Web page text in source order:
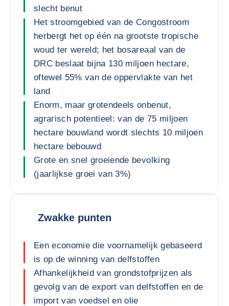
slecht benut
Het stroomgebied van de Congostroom
herbergt het op één na grootste tropische
woud ter wereld; het bosareaal van de
DRC beslaat bijna 130 miljoen hectare,
oftewel 55% van de oppervlakte van het
land
Enorm, maar grotendeels onbenut,
agrarisch potentieel: van de 75 miljoen
hectare bouwland wordt slechts 10 miljoen
hectare bebouwd
Grote en snel groeiende bevolking
(jaarlijkse groei van 3%)
Zwakke punten
Een economie die voornamelijk gebaseerd
is op de winning van delfstoffen
Afhankelijkheid van grondstofprijzen als
gevolg van de export van delfstoffen en de
import van voedsel en olie